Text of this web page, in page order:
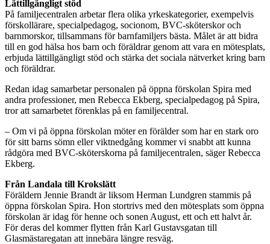
Lättillgängligt stöd
På familjecentralen arbetar flera olika yrkeskategorier, exempelvis
förskollärare, specialpedagog, socionom, BVC-sköterskor och
barnmorskor, tillsammans för barnfamiljers bästa. Målet är att bidra
till en god hälsa hos barn och föräldrar genom att vara en mötesplats,
erbjuda lättillgängligt stöd och stärka det sociala nätverket kring barn
och föräldrar.
Redan idag samarbetar personalen på öppna förskolan Spira med
andra professioner, men Rebecca Ekberg, specialpedagog på Spira,
tror att samarbetet förenklas på en familjecentral.
– Om vi på öppna förskolan möter en förälder som har en stark oro
för sitt barns sömn eller viktnedgång kommer vi snabbt att kunna
rådgöra med BVC-sköterskorna på familjecentralen, säger Rebecca
Ekberg.
Från Landala till Krokslätt
Föräldern Jennie Brandt är liksom Herman Lundgren stammis på
öppna förskolan Spira. Hon stortrivs med den mötesplats som öppna
förskolan är idag för henne och sonen August, ett och ett halvt år.
För deras del kommer flytten från Karl Gustavsgatan till
Glasmästaregatan att innebära längre resväg.